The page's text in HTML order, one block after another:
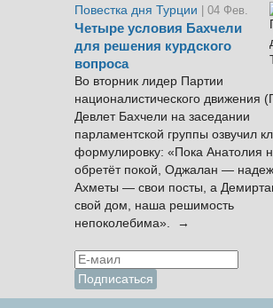
Повестка дня Турции
| 04 Фев.
Четыре условия Бахчели
для решения курдского
вопроса
Во вторник лидер Партии
националистического движения
Девлет Бахчели на заседании
парламентской группы озвучил
формулировку: «Пока Анатолия
обретёт покой, Оджалан —
Ахметы — свои посты, а
свой дом, наша решимость
непоколебима». →